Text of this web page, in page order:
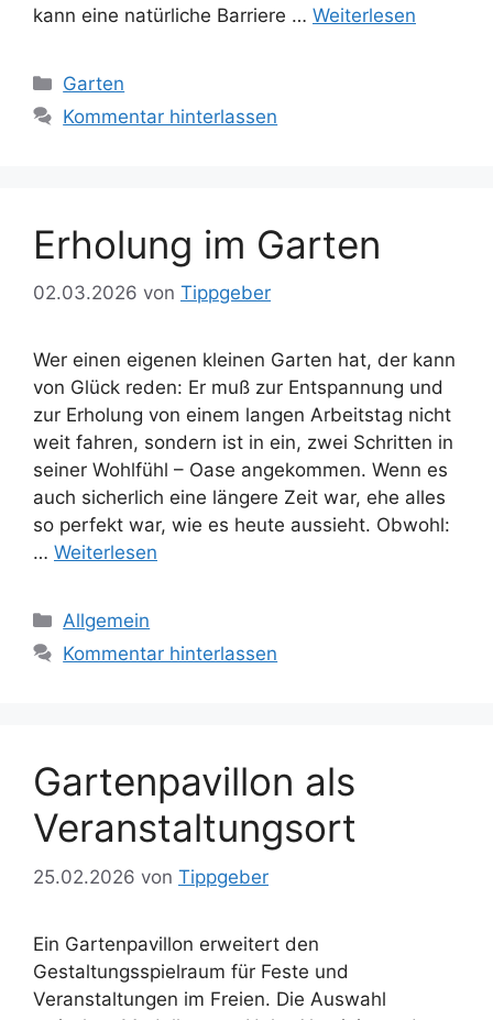
kann eine natürliche Barriere … Weiterlesen
Kategorien
Garten
Kommentar hinterlassen
Erholung im Garten
02.03.2026 von Tippgeber
Wer einen eigenen kleinen Garten hat, der kann
von Glück reden: Er muß zur Entspannung und
zur Erholung von einem langen Arbeitstag nicht
weit fahren, sondern ist in ein, zwei Schritten in
seiner Wohlfühl – Oase angekommen. Wenn es
auch sicherlich eine längere Zeit war, ehe alles
so perfekt war, wie es heute aussieht. Obwohl:
… Weiterlesen
Kategorien
Allgemein
Kommentar hinterlassen
Gartenpavillon als
Veranstaltungsort
25.02.2026 von Tippgeber
Ein Gartenpavillon erweitert den
Gestaltungsspielraum für Feste und
Veranstaltungen im Freien. Die Auswahl